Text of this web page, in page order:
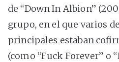
de “Down In Albion”
grupo, en el que varios
principales estaban
(como “Fuck Forever” o